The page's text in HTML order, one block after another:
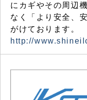
にカギやその周辺
なく「より安全、
がけております。
http://